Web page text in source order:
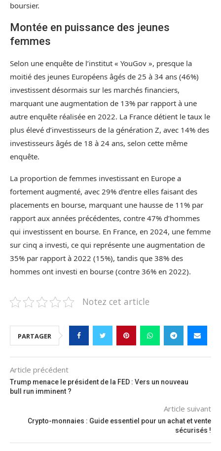
boursier.
Montée en puissance des jeunes
femmes
Selon une enquête de l’institut « YouGov », presque la
moitié des jeunes Européens âgés de 25 à 34 ans (46%)
investissent désormais sur les marchés financiers,
marquant une augmentation de 13% par rapport à une
autre enquête réalisée en 2022. La France détient le taux le
plus élevé d’investisseurs de la génération Z, avec 14% des
investisseurs âgés de 18 à 24 ans, selon cette même
enquête.
La proportion de femmes investissant en Europe a
fortement augmenté, avec 29% d’entre elles faisant des
placements en bourse, marquant une hausse de 11% par
rapport aux années précédentes, contre 47% d’hommes
qui investissent en bourse. En France, en 2024, une femme
sur cinq a investi, ce qui représente une augmentation de
35% par rapport à 2022 (15%), tandis que 38% des
hommes ont investi en bourse (contre 36% en 2022).
Notez cet article
PARTAGER
Article précédent
Trump menace le président de la FED : Vers un nouveau
bull run imminent ?
Article suivant
Crypto-monnaies : Guide essentiel pour un achat et vente
sécurisés !